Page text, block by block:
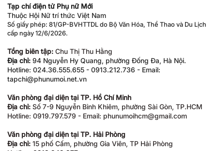
Tạp chí điện tử Phụ nữ Mới
Thuộc Hội Nữ trí thức Việt Nam
Số giấy phép: 81/GP-BVHTTDL do Bộ Văn Hóa, Thể Thao và Du Lịch
cấp ngày 12/6/2026.
Tổng biên tập: Chu Thị Thu Hằng
Địa chỉ: 94 Nguyễn Hy Quang, phường Đống Đa, Hà Nội.
Hotline: 024.36.555.655 - 0913.212.736 - Email:
tapchi@phunumoi.net.vn
Văn phòng đại diện tại TP. Hồ Chí Minh
Địa chỉ: Số 7-9 Nguyễn Bỉnh Khiêm, phường Sài Gòn, TP.HCM
Hotline: 0919.797.579 - Email: phunumoihcm@gmail.com
Văn phòng đại diện tại TP. Hải Phòng
Địa chỉ: 15 phố Cấm, phường Gia Viên, TP Hải Phòng